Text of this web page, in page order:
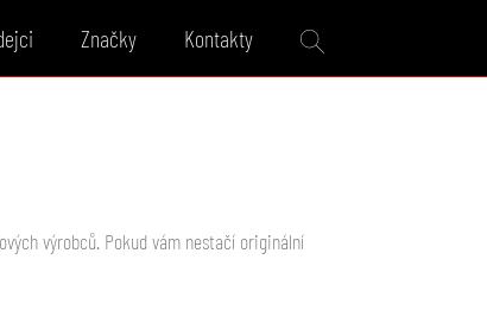
Značky Kontakty
výrobců. Pokud vám nestačí originální